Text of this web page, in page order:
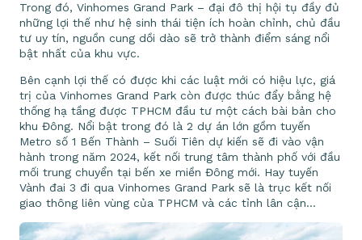
Trong đó, Vinhomes Grand Park – đại đô thị hội tụ đầy đủ
những lợi thế như hệ sinh thái tiện ích hoàn chỉnh, chủ đầu
tư uy tín, nguồn cung dồi dào sẽ trở thành điểm sáng nổi
bật nhất của khu vực.
Bên cạnh lợi thế có được khi các luật mới có hiệu lực, giá
trị của Vinhomes Grand Park còn được thúc đẩy bằng hệ
thống hạ tầng được TPHCM đầu tư một cách bài bản cho
khu Đông. Nổi bật trong đó là 2 dự án lớn gồm tuyến
Metro số 1 Bến Thành – Suối Tiên dự kiến sẽ đi vào vận
hành trong năm 2024, kết nối trung tâm thành phố với đầu
mối trung chuyển tại bến xe miền Đông mới. Hay tuyến
Vành đai 3 đi qua Vinhomes Grand Park sẽ là trục kết nối
giao thông liên vùng của TPHCM và các tỉnh lân cận…